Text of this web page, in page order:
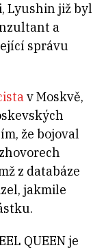
Lyushin již byl
a
správu
v Moskvě,
že bojoval
z databáze
jakmile
QUEEN je